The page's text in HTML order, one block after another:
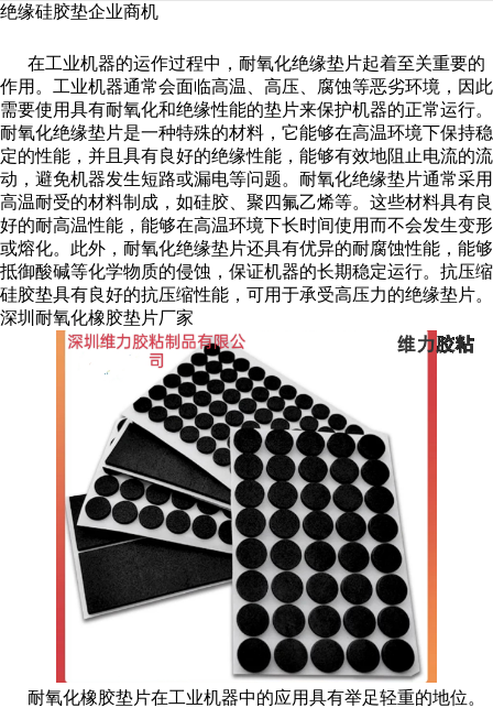
绝缘硅胶垫企业商机
在工业机器的运作过程中，耐氧化绝缘垫片起着至关重要的
作用。工业机器通常会面临高温、高压、腐蚀等恶劣环境，因此
需要使用具有耐氧化和绝缘性能的垫片来保护机器的正常运行。
耐氧化绝缘垫片是一种特殊的材料，它能够在高温环境下保持稳
定的性能，并且具有良好的绝缘性能，能够有效地阻止电流的流
动，避免机器发生短路或漏电等问题。耐氧化绝缘垫片通常采用
高温耐受的材料制成，如硅胶、聚四氟乙烯等。这些材料具有良
好的耐高温性能，能够在高温环境下长时间使用而不会发生变形
或熔化。此外，耐氧化绝缘垫片还具有优异的耐腐蚀性能，能够
抵御酸碱等化学物质的侵蚀，保证机器的长期稳定运行。抗压缩
硅胶垫具有良好的抗压缩性能，可用于承受高压力的绝缘垫片。
深圳耐氧化橡胶垫片厂家
耐氧化橡胶垫片在工业机器中的应用具有举足轻重的地位。